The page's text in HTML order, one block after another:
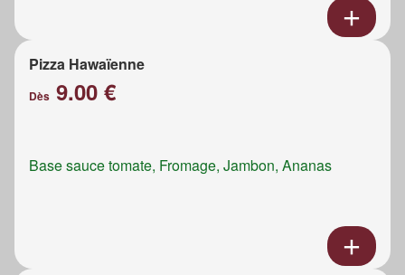
Pizza Hawaïenne
Dès 9.00 €
Base sauce tomate, Fromage, Jambon, Ananas